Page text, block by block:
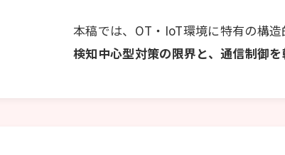
本稿では、OT・IoT環境に特有の構造
検知中心型対策の限界と、通信制御